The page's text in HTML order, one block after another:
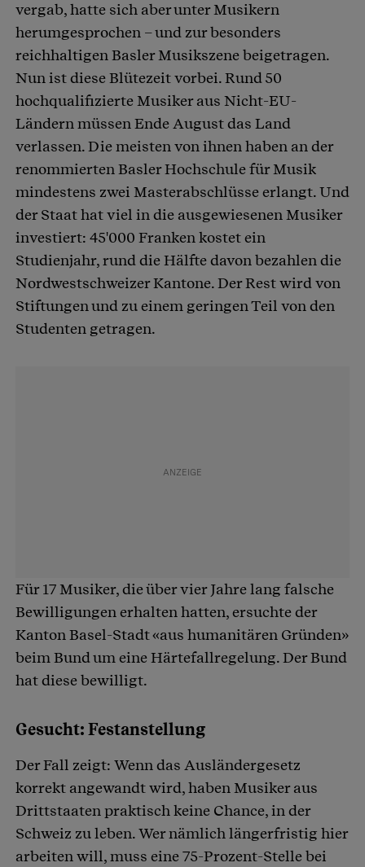
vergab, hatte sich aber unter Musikern
herumgesprochen – und zur besonders
reichhaltigen Basler Musikszene beigetragen.
Nun ist diese Blütezeit vorbei. Rund 50
hochqualifizierte Musiker aus Nicht-EU-
Ländern müssen Ende August das Land
verlassen. Die meisten von ihnen haben an der
renommierten Basler Hochschule für Musik
mindestens zwei Masterabschlüsse erlangt. Und
der Staat hat viel in die ausgewiesenen Musiker
investiert: 45'000 Franken kostet ein
Studienjahr, rund die Hälfte davon bezahlen die
Nordwestschweizer Kantone. Der Rest wird von
Stiftungen und zu einem geringen Teil von den
Studenten getragen.
Für 17 Musiker, die über vier Jahre lang falsche
Bewilligungen erhalten hatten, ersuchte der
Kanton Basel-Stadt «aus humanitären Gründen»
beim Bund um eine Härtefallregelung. Der Bund
hat diese bewilligt.
Gesucht: Festanstellung
Der Fall zeigt: Wenn das Ausländergesetz
korrekt angewandt wird, haben Musiker aus
Drittstaaten praktisch keine Chance, in der
Schweiz zu leben. Wer nämlich längerfristig hier
arbeiten will, muss eine 75-Prozent-Stelle bei